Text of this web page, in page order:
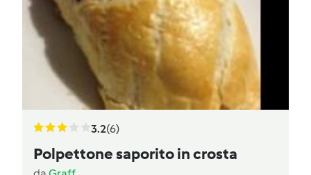
3.2(6)
Polpettone saporito in crosta